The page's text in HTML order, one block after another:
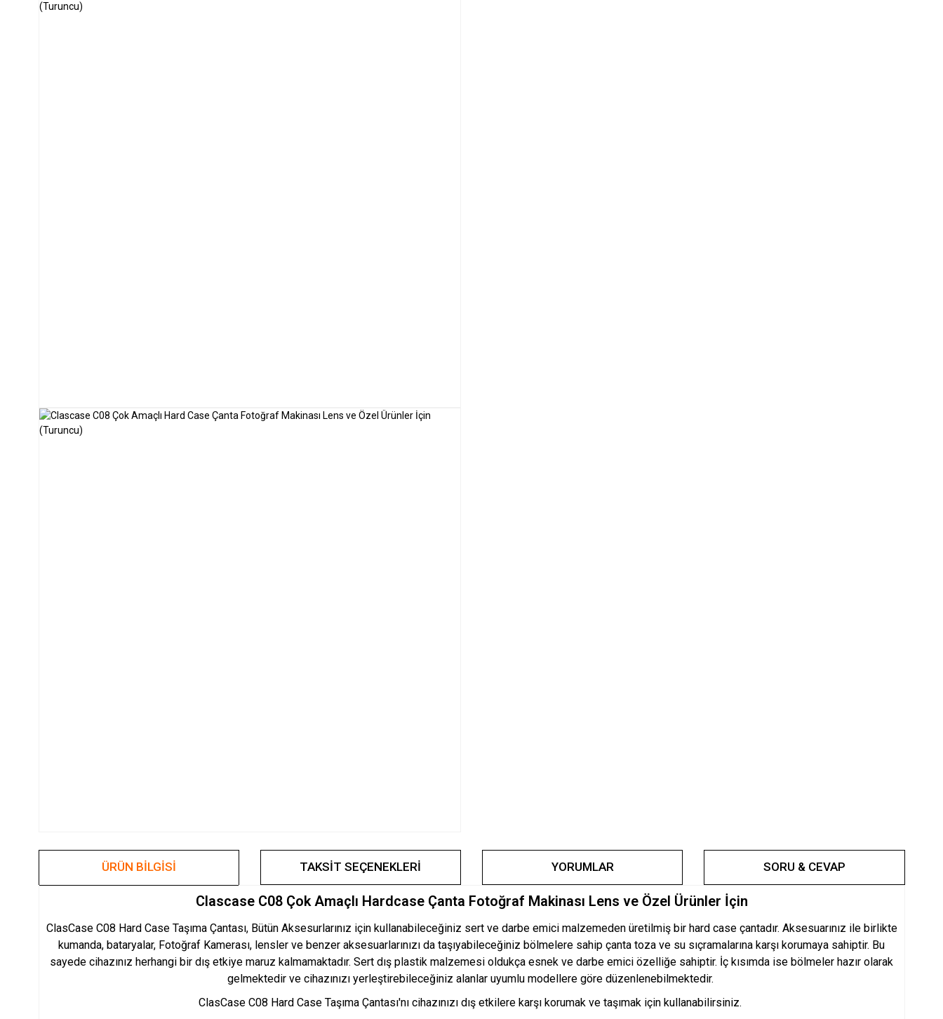
ÜRÜN BILGISI TAKSIT SEÇENEKLERI YORUMLAR SORU & CEVAP
Clascase C08 Çok Amaçlı Hardcase Çanta Fotoğraf Makinası Lens ve Özel Ürünler İçin
ClasCase C08 Hard Case Taşıma Çantası, Bütün Aksesurlarınız için kullanabileceğiniz sert ve darbe emici malzemeden üretilmiş bir hard case çantadır. Aksesuarınız ile birlikte
kumanda, bataryalar, Fotoğraf Kamerası, lensler ve benzer aksesuarlarınızı da taşıyabileceğiniz bölmelere sahip çanta toza ve su sıçramalarına karşı korumaya sahiptir. Bu
sayede cihazınız herhangi bir dış etkiye maruz kalmamaktadır. Sert dış plastik malzemesi oldukça esnek ve darbe emici özelliğe sahiptir. İç kısımda ise bölmeler hazır olarak
gelmektedir ve cihazınızı yerleştirebileceğiniz alanlar uyumlu modellere göre düzenlenebilmektedir.
ClasCase C08 Hard Case Taşıma Çantası'nı cihazınızı dış etkilere karşı korumak ve taşımak için kullanabilirsiniz.